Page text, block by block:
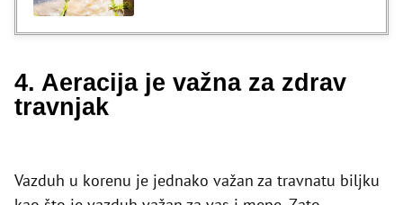
4. Aeracija je važna za zdrav
travnjak
Vazduh u korenu je jednako važan za travnatu biljku